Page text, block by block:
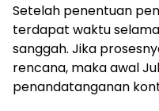
Setelah penentuan
terdapat waktu
sanggah. Jika
rencana, maka awal
penandatanganan